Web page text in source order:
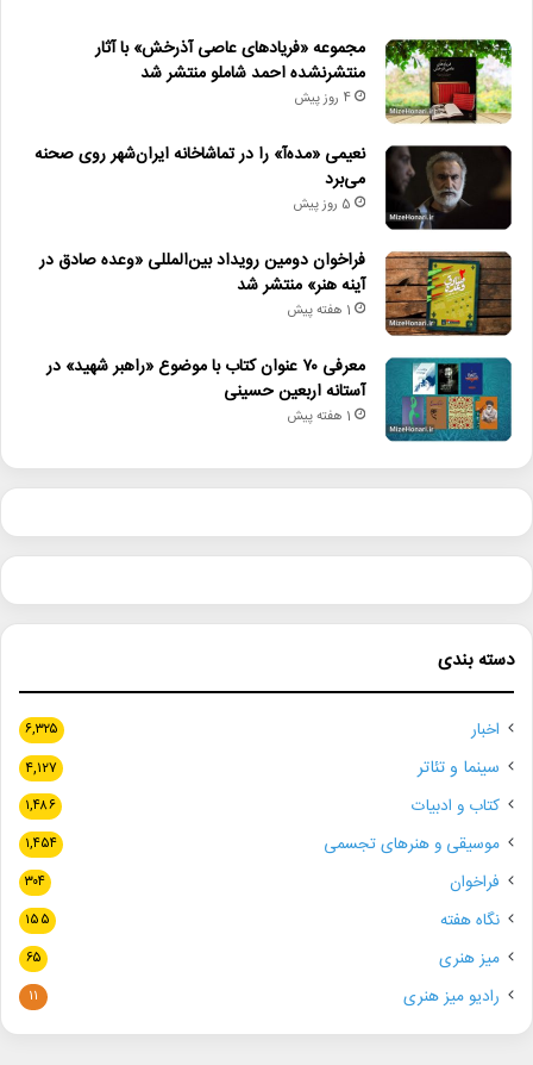
مجموعه «فریادهای عاصی آذرخش» با آثار
منتشرنشده احمد شاملو منتشر شد
4 روز پیش
نعیمی «مده‌آ» را در تماشاخانه ایران‌شهر روی صحنه
می‌برد
5 روز پیش
فراخوان دومین رویداد بین‌المللی «وعده صادق در
آینه هنر» منتشر شد
1 هفته پیش
معرفی ۷۰ عنوان کتاب با موضوع «راهبر شهید» در
آستانه اربعین حسینی
1 هفته پیش
دسته بندی
اخبار ۶,۳۲۵
سینما و تئاتر ۴,۱۲۷
کتاب و ادبیات ۱,۴۸۶
موسیقی و هنرهای تجسمی ۱,۴۵۴
فراخوان ۳۰۴
نگاه هفته ۱۵۵
میز هنری ۶۵
رادیو میز هنری ۱۱